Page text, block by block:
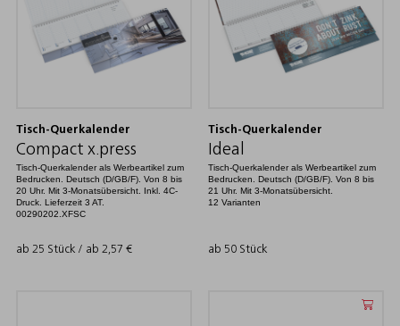
Tisch-Querkalender
Compact x.press
Tisch-Querkalender als Werbeartikel zum
Bedrucken. Deutsch (D/GB/F). Von 8 bis
20 Uhr. Mit 3-Monatsübersicht. Inkl. 4C-
Druck. Lieferzeit 3 AT.
00290202.XFSC
ab 25 Stück / ab 2,57 €
Tisch-Querkalender
Ideal
Tisch-Querkalender als Werbeartikel zum
Bedrucken. Deutsch (D/GB/F). Von 8 bis
21 Uhr. Mit 3-Monatsübersicht.
12 Varianten
ab 50 Stück